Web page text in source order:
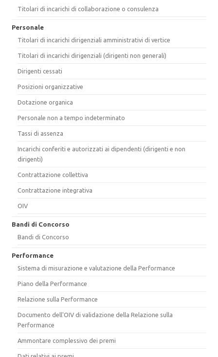
Titolari di incarichi di collaborazione o consulenza
Personale
Titolari di incarichi dirigenziali amministrativi di vertice
Titolari di incarichi dirigenziali (dirigenti non generali)
Dirigenti cessati
Posizioni organizzative
Dotazione organica
Personale non a tempo indeterminato
Tassi di assenza
Incarichi conferiti e autorizzati ai dipendenti (dirigenti e non
dirigenti)
Contrattazione collettiva
Contrattazione integrativa
OIV
Bandi di Concorso
Bandi di Concorso
Performance
Sistema di misurazione e valutazione della Performance
Piano della Performance
Relazione sulla Performance
Documento dell'OIV di validazione della Relazione sulla
Performance
Ammontare complessivo dei premi